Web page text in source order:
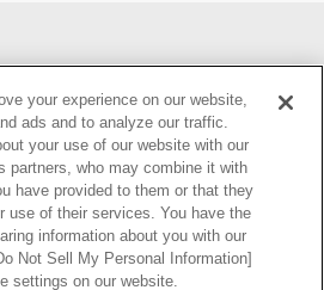
個人情報保護方針
your experience on our website,
ads and to analyze our traffic.
your use of our website with our
partners, who may combine it with
have provided to them or that they
use of their services. You have the
information about you with our
Not Sell My Personal Information]
settings on our website.